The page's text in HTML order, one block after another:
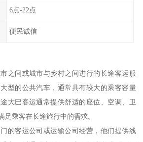
6点-22点
便民诚信
之间或城市与乡村之间进行的长途客运服
型的公共汽车，通常具有较大的乘客容量
大巴客运通常提供舒适的座位、空调、卫
足乘客在长途旅行中的需求。
的客运公司或运输公司经营，他们提供线